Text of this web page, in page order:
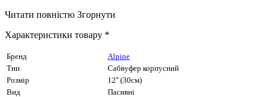
Читати повністю Згорнути
Характеристики товару *
Бренд
Alpine
Тип
Сабвуфер корпусний
Розмір
12'' (30см)
Вид
Пасивні